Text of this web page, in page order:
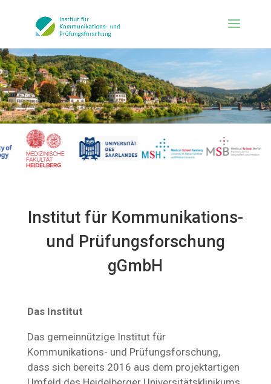
Institut für Kommunikations-
und Prüfungsforschung
gGmbH
Das Institut
Das gemeinnützige Institut für
Kommunikations- und Prüfungsforschung,
dass sich bereits 2016 aus dem projektartigen